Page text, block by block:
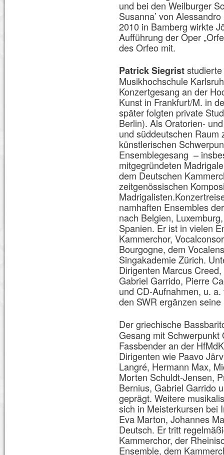
und bei den Weilburger
Susanna’ von
2010 in Bamberg wirkte
Aufführung der Oper
des Orfeo mit.
Patrick Siegrist
Musikhochschule
Konzertgesang an der
Kunst in Frankfurt/M. in
später folgten private
Berlin). Als Oratorien-
und süddeutschen Raum
künstlerischen
Ensemblegesang –
mitgegründeten
dem Deutschen
zeitgenössischen
namhaften Ensembles
nach Belgien,
Spanien. Er ist in vielen
Kammerchor,
Bourgogne, dem
Singakademie Zürich.
Dirigenten Marcus
Gabriel Garrido, Pierre
und CD-Aufnahmen, u.
den SWR ergänzen
Der griechische
Gesang mit
Fassbender an der
Dirigenten wie Paavo
Langré, Hermann Max,
Morten Schuldt-Jensen,
Bernius, Gabriel Garrido
geprägt. Weitere
sich in Meisterkursen bei
Eva Marton, Johannes
Deutsch. Er tritt
Kammerchor, der
Ensemble, dem